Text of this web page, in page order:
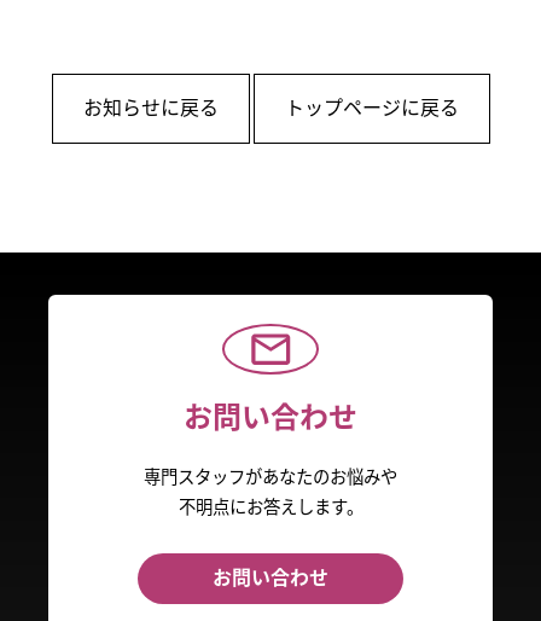
お知らせに戻る トップページに戻る
お問い合わせ
専門スタッフがあなたのお悩みや
不明点にお答えします。
お問い合わせ